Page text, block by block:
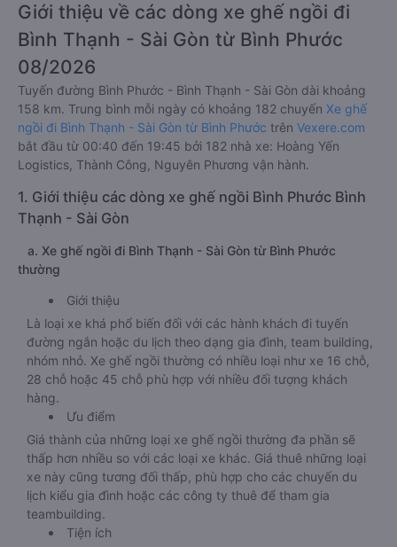
Giới thiệu về các dòng xe ghế ngồi đi
Bình Thạnh - Sài Gòn từ Bình Phước
08/2026
Tuyến đường Bình Phước - Bình Thạnh - Sài Gòn dài khoảng
158 km. Trung bình mỗi ngày có khoảng 182 chuyến Xe ghế
ngồi đi Bình Thạnh - Sài Gòn từ Bình Phước trên Vexere.com
bắt đầu từ 00:40 đến 19:45 bởi 182 nhà xe: Hoàng Yến
Logistics, Thành Công, Nguyên Phương vận hành.
1. Giới thiệu các dòng xe ghế ngồi Bình Phước Bình
Thạnh - Sài Gòn
a. Xe ghế ngồi đi Bình Thạnh - Sài Gòn từ Bình Phước
thường
Giới thiệu
Là loại xe khá phổ biến đối với các hành khách đi tuyến
đường ngắn hoặc du lịch theo dạng gia đình, team building,
nhóm nhỏ. Xe ghế ngồi thường có nhiều loại như xe 16 chỗ,
28 chỗ hoặc 45 chỗ phù hợp với nhiều đối tượng khách
hàng.
Ưu điểm
Giá thành của những loại xe ghế ngồi thường đa phần sẽ
thấp hơn nhiều so với các loại xe khác. Giá thuê những loại
xe này cũng tương đối thấp, phù hợp cho các chuyến du
lịch kiểu gia đình hoặc các công ty thuê để tham gia
teambuilding.
Tiện ích